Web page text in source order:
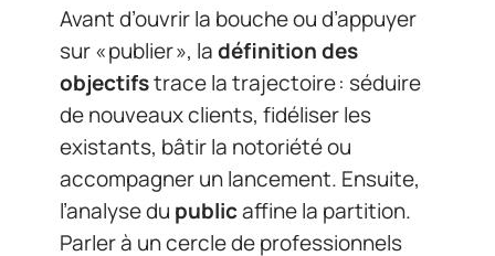
Avant d’ouvrir la bouche ou d’appuyer
sur « publier », ladéfinition des
objectifstrace la trajectoire : séduire
de nouveaux clients, fidéliser les
existants, bâtir la notoriété ou
accompagner un lancement. Ensuite,
l’analyse du publicaffine la partition.
Parler à un cercle de professionnels